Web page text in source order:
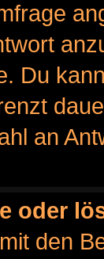
Du
an
oder
den